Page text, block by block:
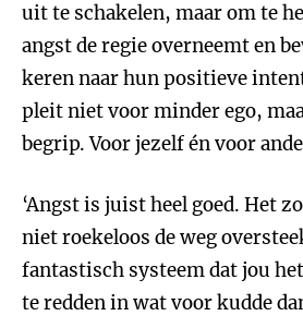
uit te schakelen, maar om te
angst de regie overneemt en
keren naar hun positieve
pleit niet voor minder ego,
begrip. Voor jezelf én voor
‘Angst is juist heel goed. Het
niet roekeloos de weg
fantastisch systeem dat jou
te redden in wat voor kudde